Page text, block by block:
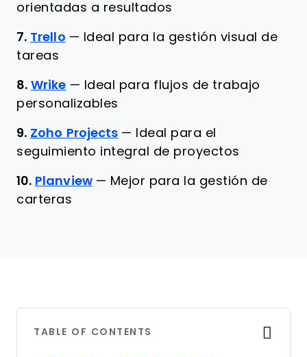
orientadas a resultados
7. Trello — Ideal para la gestión visual de
tareas
8. Wrike — Ideal para flujos de trabajo
personalizables
9. Zoho Projects —
Ideal para el
seguimiento integral de proyectos
10. Planview — Mejor para la gestión de
carteras
TABLE OF CONTENTS